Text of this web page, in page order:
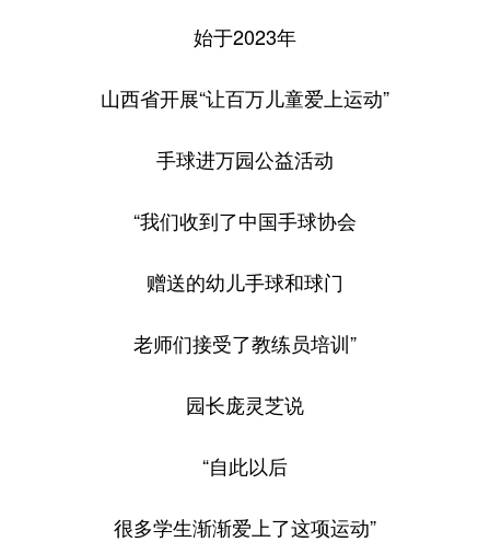
始于2023年
山西省开展“让百万儿童爱上运动”
手球进万园公益活动
“我们收到了中国手球协会
赠送的幼儿手球和球门
老师们接受了教练员培训”
园长庞灵芝说
“自此以后
很多学生渐渐爱上了这项运动”